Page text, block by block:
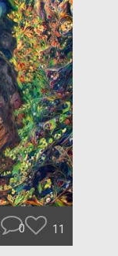
0 11